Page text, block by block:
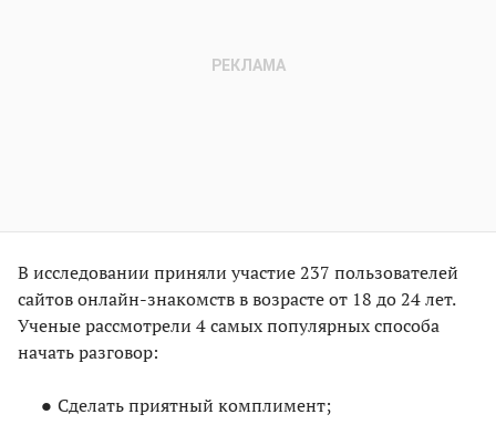
В исследовании приняли участие 237 пользователей
сайтов онлайн-знакомств в возрасте от 18 до 24 лет.
Ученые рассмотрели 4 самых популярных способа
начать разговор:
Сделать приятный комплимент;